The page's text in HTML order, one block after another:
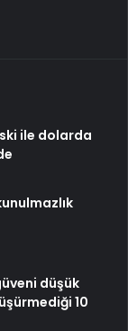
ile dolarda
düşük
10